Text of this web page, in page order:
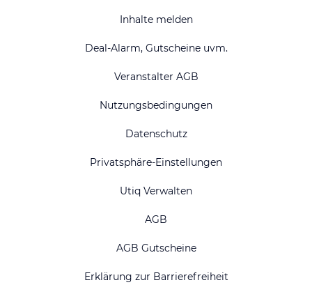
Inhalte melden
Deal-Alarm, Gutscheine uvm.
Veranstalter AGB
Nutzungsbedingungen
Datenschutz
Privatsphäre-Einstellungen
Utiq Verwalten
AGB
AGB Gutscheine
Erklärung zur Barrierefreiheit